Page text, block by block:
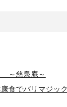
～慈泉庵～
食でバリマジッ